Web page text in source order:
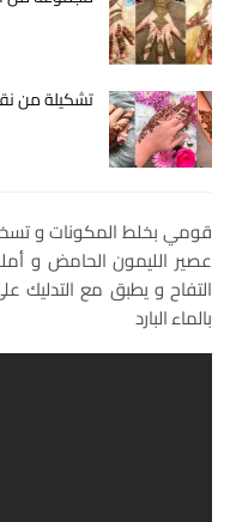
تشكيلة من
قومي بخلط المكونات و
عصير الليمون الحامض و
التفاح و يطبق مع
بالماء البارد